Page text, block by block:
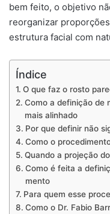
bem feito, o objetivo
reorganizar
estrutura facial com
Índice
O que faz o rosto
Como a definição de
mais alinhado
Por que definir não
Como o
Quando a projeção
Como é feita a
mento
Para quem esse
Como o Dr. Fabio